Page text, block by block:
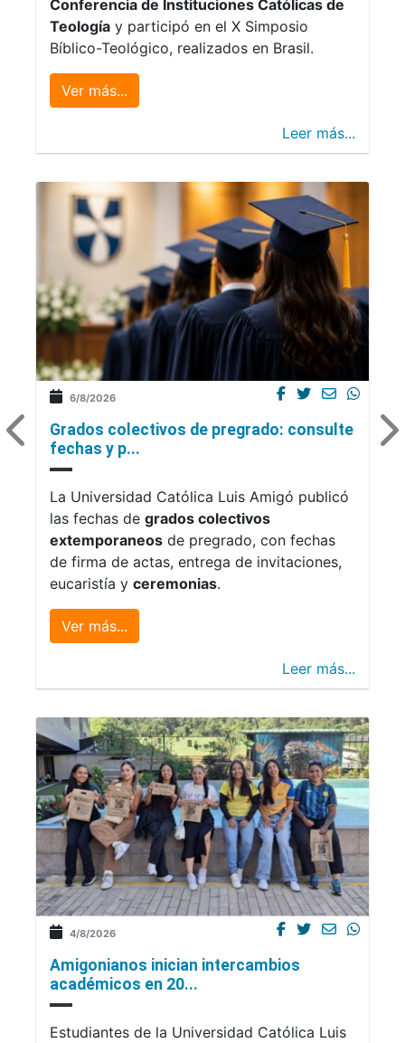
Conferencia de Instituciones Católicas de
Teología y participó en el X Simposio
Bíblico-Teológico, realizados en Brasil.
Ver más...
Leer más...
6/8/2026
Grados colectivos de pregrado: consulte
fechas y p...
La Universidad Católica Luis Amigó publicó
las fechas de grados colectivos
extemporaneos de pregrado, con fechas
de firma de actas, entrega de invitaciones,
eucaristía y ceremonias.
Ver más...
Leer más...
4/8/2026
Amigonianos inician intercambios
académicos en 20...
Estudiantes de la Universidad Católica Luis